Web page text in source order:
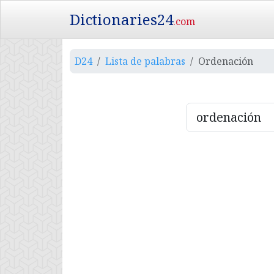
Dictionaries24.com
D24 Lista de palabras Ordenación